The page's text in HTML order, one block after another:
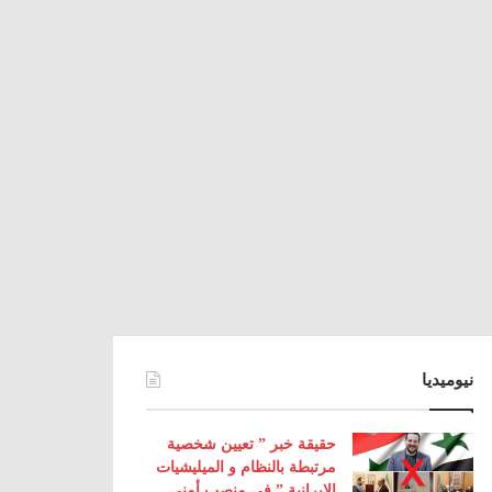
نيوميديا
حقيقة خبر ” تعيين شخصية
مرتبطة بالنظام و الميليشيات